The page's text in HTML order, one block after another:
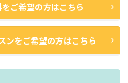
ご希望の方はこちら
ンをご希望の方はこちら